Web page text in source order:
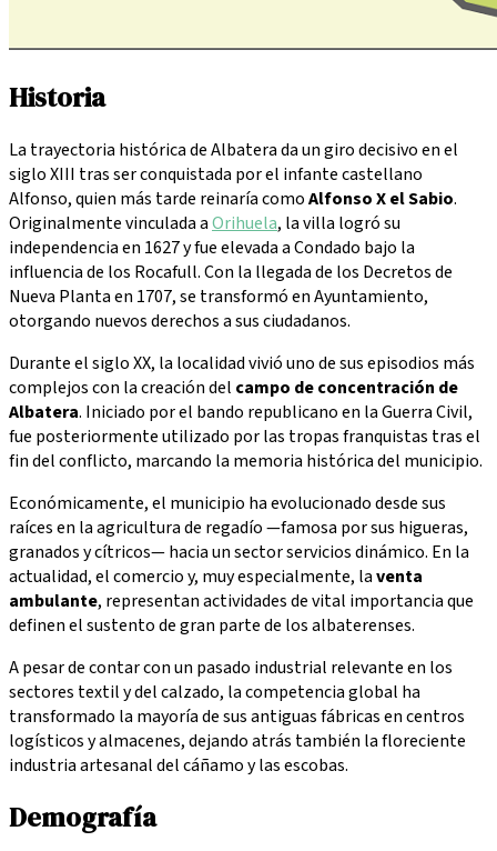
Historia
La trayectoria histórica de Albatera da un giro decisivo en el
siglo XIII tras ser conquistada por el infante castellano
Alfonso, quien más tarde reinaría comoAlfonso X el Sabio.
Originalmente vinculada aOrihuela, la villa logró su
independencia en 1627 y fue elevada a Condado bajo la
influencia de los Rocafull. Con la llegada de los Decretos de
Nueva Planta en 1707, se transformó en Ayuntamiento,
otorgando nuevos derechos a sus ciudadanos.
Durante el siglo XX, la localidad vivió uno de sus episodios más
complejos con la creación del campo de concentración de
Albatera. Iniciado por el bando republicano en la Guerra Civil,
fue posteriormente utilizado por las tropas franquistas tras el
fin del conflicto, marcando la memoria histórica del municipio.
Económicamente, el municipio ha evolucionado desde sus
raíces en la agricultura de regadío —famosa por sus higueras,
granados y cítricos— hacia un sector servicios dinámico. En la
actualidad, el comercio y, muy especialmente, laventa
ambulante, representan actividades de vital importancia que
definen el sustento de gran parte de los albaterenses.
A pesar de contar con un pasado industrial relevante en los
sectores textil y del calzado, la competencia global ha
transformado la mayoría de sus antiguas fábricas en centros
logísticos y almacenes, dejando atrás también la floreciente
industria artesanal del cáñamo y las escobas.
Demografía